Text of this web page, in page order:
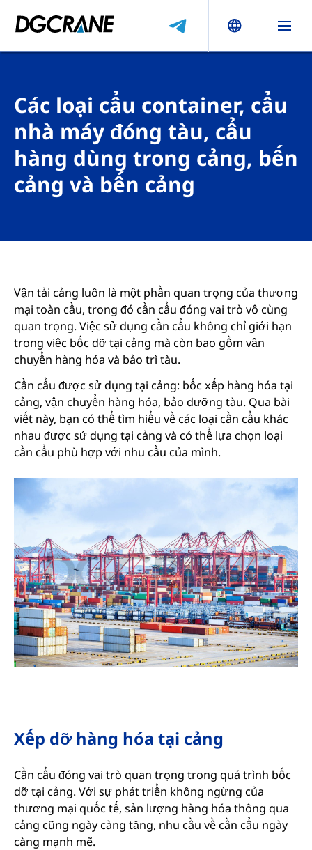
Các loại cẩu container, cẩu
nhà máy đóng tàu, cẩu
hàng dùng trong cảng, bến
cảng và bến cảng
Vận tải cảng luôn là một phần quan trọng của thương
mại toàn cầu, trong đó cần cẩu đóng vai trò vô cùng
quan trọng. Việc sử dụng cần cẩu không chỉ giới hạn
trong việc bốc dỡ tại cảng mà còn bao gồm vận
chuyển hàng hóa và bảo trì tàu.
Cần cẩu được sử dụng tại cảng: bốc xếp hàng hóa tại
cảng, vận chuyển hàng hóa, bảo dưỡng tàu. Qua bài
viết này, bạn có thể tìm hiểu về các loại cần cẩu khác
nhau được sử dụng tại cảng và có thể lựa chọn loại
cần cẩu phù hợp với nhu cầu của mình.
Xếp dỡ hàng hóa tại cảng
Cần cẩu đóng vai trò quan trọng trong quá trình bốc
dỡ tại cảng. Với sự phát triển không ngừng của
thương mại quốc tế, sản lượng hàng hóa thông qua
cảng cũng ngày càng tăng, nhu cầu về cần cẩu ngày
càng mạnh mẽ.